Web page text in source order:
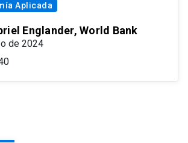
Aplicada
Englander, World Bank
de 2024